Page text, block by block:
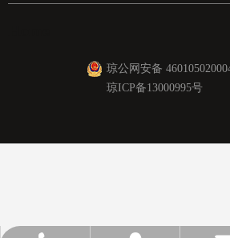
琼公网安备
琼ICP备13000995号